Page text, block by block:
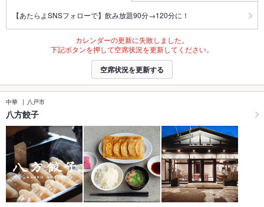
【あたらよSNSフォローで】飲み放題90分→120分に！
カレンダーの更新に失敗しました。
下記ボタンを押して空席状況を更新してください。
空席状況を更新する
中華 八戸市
八方餃子